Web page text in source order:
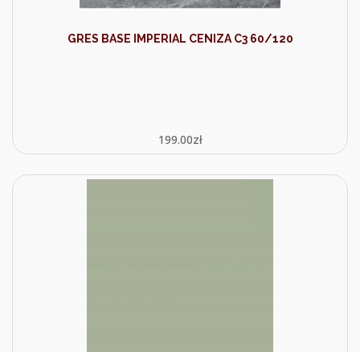
GRES BASE IMPERIAL CENIZA C3 60/120
199.00zł